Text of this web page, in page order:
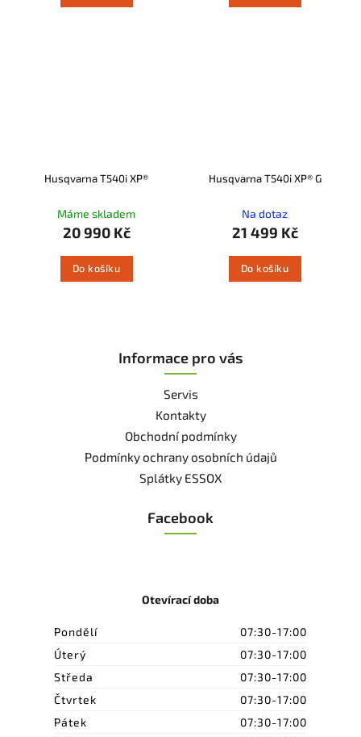
Husqvarna T540i XP®
Máme skladem
20 990 Kč
Do košíku
Husqvarna T540i XP® G
Na dotaz
21 499 Kč
Do košíku
Informace pro vás
Servis
Kontakty
Obchodní podmínky
Podmínky ochrany osobních údajů
Splátky ESSOX
Facebook
Otevírací doba
Pondělí
07:30-17:00
Úterý
07:30-17:00
Středa
07:30-17:00
Čtvrtek
07:30-17:00
Pátek
07:30-17:00